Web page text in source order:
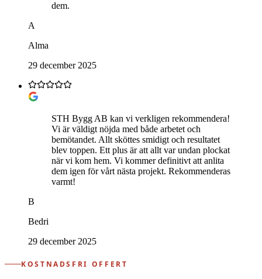
dem.
A
Alma
29 december 2025
STH Bygg AB kan vi verkligen rekommendera!
Vi är väldigt nöjda med både arbetet och
bemötandet. Allt sköttes smidigt och resultatet
blev toppen. Ett plus är att allt var undan plockat
när vi kom hem. Vi kommer definitivt att anlita
dem igen för vårt nästa projekt. Rekommenderas
varmt!
B
Bedri
29 december 2025
KOSTNADSFRI OFFERT